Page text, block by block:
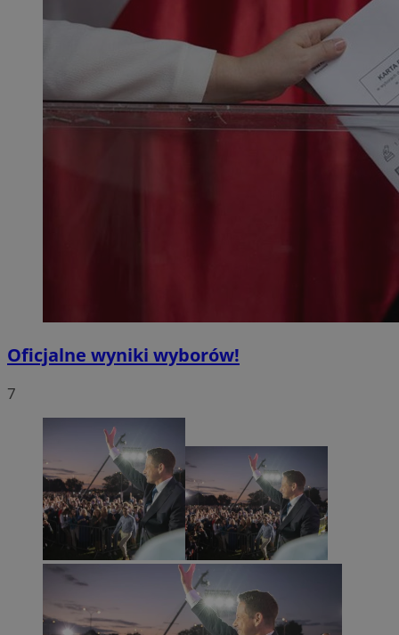
Oficjalne wyniki wyborów!
7